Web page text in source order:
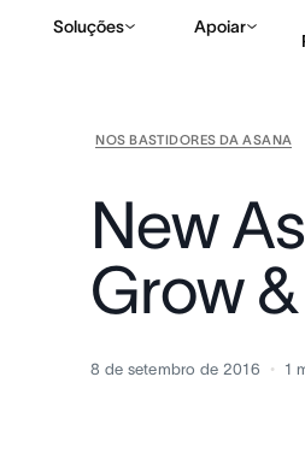
Soluções Apoiar
NOS BASTIDORES DA ASANA
New
Grow
8 de setembro de 2016 1